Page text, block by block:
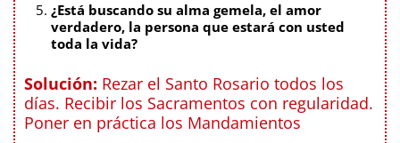
¿Está buscando su alma gemela, el amor
verdadero, la persona que estará con usted
toda la vida?
Solución: Rezar el Santo Rosario todos los
días. Recibir los Sacramentos con regularidad.
Poner en práctica los Mandamientos